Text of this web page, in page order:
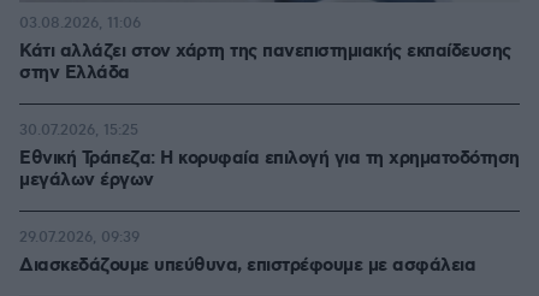
Κάτι αλλάζει στον χάρτη της πανεπιστημιακής εκπαίδευσης
στην Ελλάδα
03.08.2026, 11:06
Εθνική Τράπεζα: Η κορυφαία επιλογή για τη χρηματοδότηση
μεγάλων έργων
30.07.2026, 15:25
Διασκεδάζουμε υπεύθυνα, επιστρέφουμε με ασφάλεια
29.07.2026, 09:39